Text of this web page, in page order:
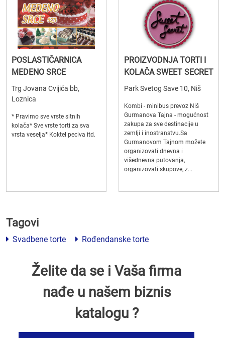
POSLASTIČARNICA
MEDENO SRCE
Trg Jovana Cvijića bb,
Loznica
* Pravimo sve vrste sitnih
kolača* Sve vrste torti za sva
vrsta veselja* Koktel peciva itd.
PROIZVODNJA TORTI I
KOLAČA SWEET SECRET
Park Svetog Save 10, Niš
Kombi - minibus prevoz Niš
Gurmanova Tajna - mogućnost
zakupa za sve destinacije u
zemlji i inostranstvu.Sa
Gurmanovom Tajnom možete
organizovati dnevna i
višednevna putovanja,
organizovati skupove, z...
Tagovi
Svadbene torte Rođendanske torte
Želite da se i Vaša firma
nađe u našem biznis
katalogu ?